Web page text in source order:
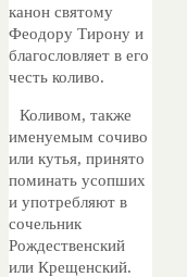
канон святому
Феодору Тирону и
благословляет в его
честь коливо.
Коливом, также
именуемым сочиво
или кутья, принято
поминать усопших
и употребляют в
сочельник
Рождественский
или Крещенский.